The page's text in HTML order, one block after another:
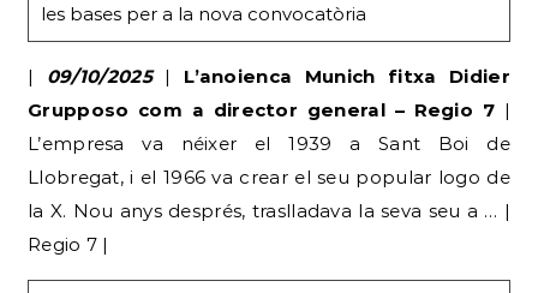
les bases per a la nova convocatòria
| 09/10/2025| L’anoienca Munich fitxa Didier
Grupposo com a director general – Regio 7 |
L’empresa va néixer el 1939 a Sant Boi de
Llobregat, i el 1966 va crear el seu popular logo de
la X. Nou anys després, traslladava la seva seu a … |
Regio 7 |